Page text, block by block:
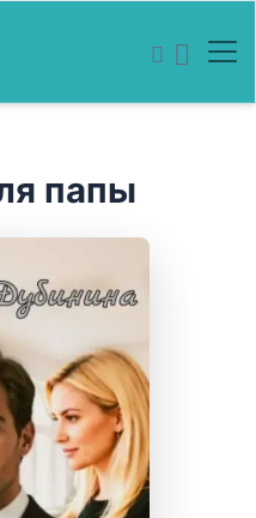
папы